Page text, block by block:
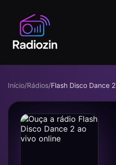
Início/Rádios/Flash Disco Dance 2